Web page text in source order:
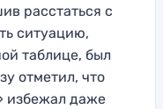
расстаться с
ситуацию,
таблице, был
отметил, что
избежал даже